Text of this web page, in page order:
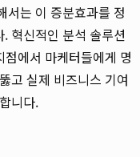
서는 이 증분효과를 정
혁신적인 분석 솔루션
점에서 마케터들에게 명
고 실제 비즈니스 기여
니다.